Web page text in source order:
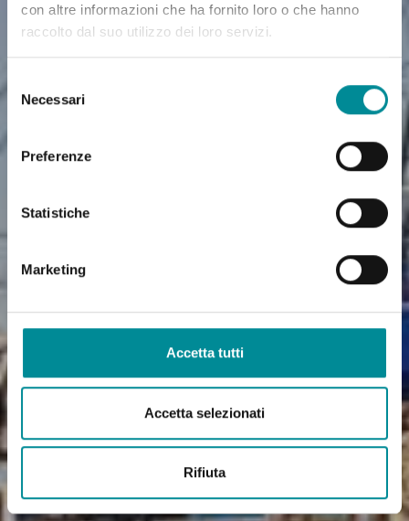
con altre informazioni che ha fornito loro o che hanno
raccolto dal suo utilizzo dei loro servizi.
delNecessari
Preferenze
Statistiche
Marketing
Accetta tutti
Accetta selezionati
Rifiuta